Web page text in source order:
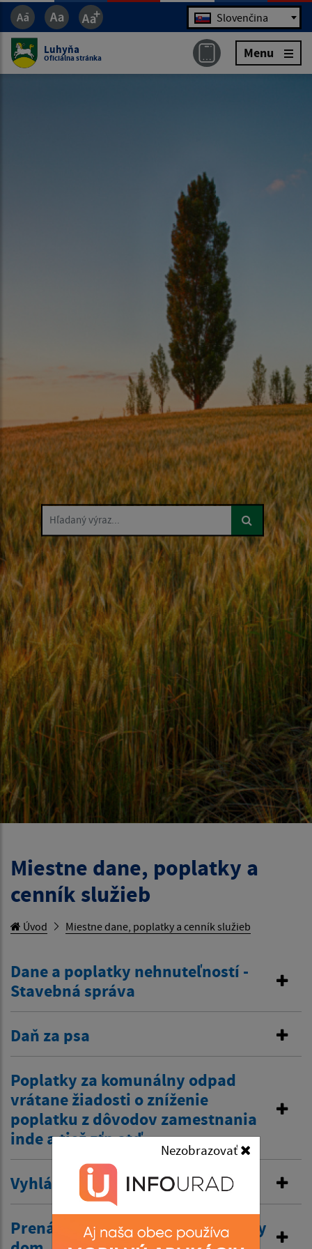
Nezobrazovať
Jazyk Slovenčina
Luhyňa
Oficiálna stránka Menu
Hľadaný výraz...
Miestne dane, poplatky a
cenník služieb
Úvod Miestne dane, poplatky a cenník služieb
Dane a poplatky nehnuteľností -
Stavebná správa
Daň za psa
Poplatky za komunálny odpad
vrátane žiadosti o zníženie
poplatku z dôvodov zamestnania
inde a tiež zťp atď.
Vyhlásenie v miestnom rozhlase
Prenájom nehnuteľností /kultúrny